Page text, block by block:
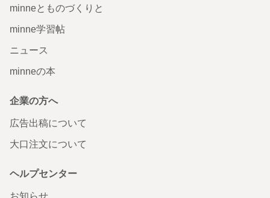
minneとものづくりと
minne学習帖
ニュース
minneの本
企業の方へ
広告出稿について
大口注文について
ヘルプセンター
お知らせ